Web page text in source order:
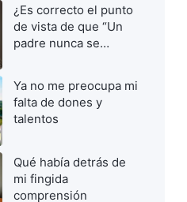
¿Es correcto el punto
de vista de que “Un
padre nunca se
Ya no me preocupa mi
falta de dones y
talentos
Qué había detrás de
mi fingida
comprensión